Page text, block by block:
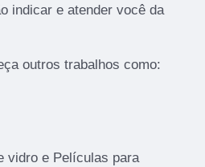
indicar e atender você da
outros trabalhos como:
vidro e Películas para